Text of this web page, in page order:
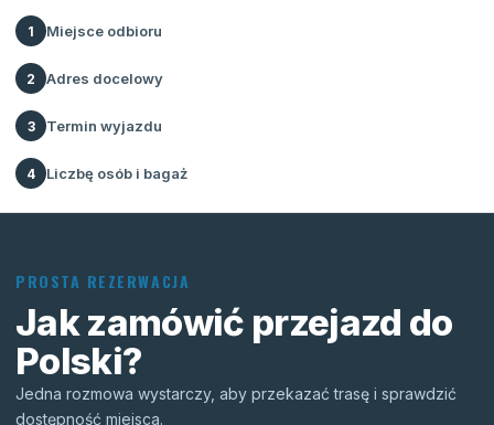
1 Miejsce odbioru
2 Adres docelowy
3 Termin wyjazdu
4 Liczbę osób i bagaż
PROSTA REZERWACJA
Jak zamówić przejazd do
Polski?
Jedna rozmowa wystarczy, aby przekazać trasę i sprawdzić
dostępność miejsca.